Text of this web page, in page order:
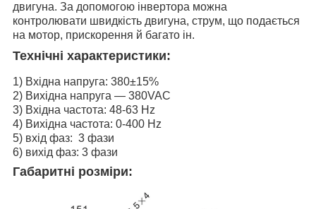
двигуна. За допомогою інвертора можна
контролювати швидкість двигуна, струм, що подається
на мотор, прискорення й багато ін.
Технічні характеристики:
1) Вхідна напруга: 380±15%
2) Вихідна напруга — 380VAC
3) Вхідна частота: 48-63 Hz
4) Вихідна частота: 0-400 Hz
5) вхід фаз: 3 фази
6) вихід фаз: 3 фази
Габаритні розміри: